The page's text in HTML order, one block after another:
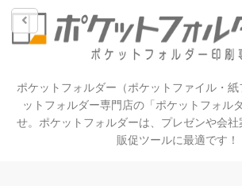
ポケットフォルダー（ポケットファイル・
ットフォルダー専門店の「ポケットフォル
せ。ポケットフォルダーは、プレゼンや会
販促ツールに最適です！